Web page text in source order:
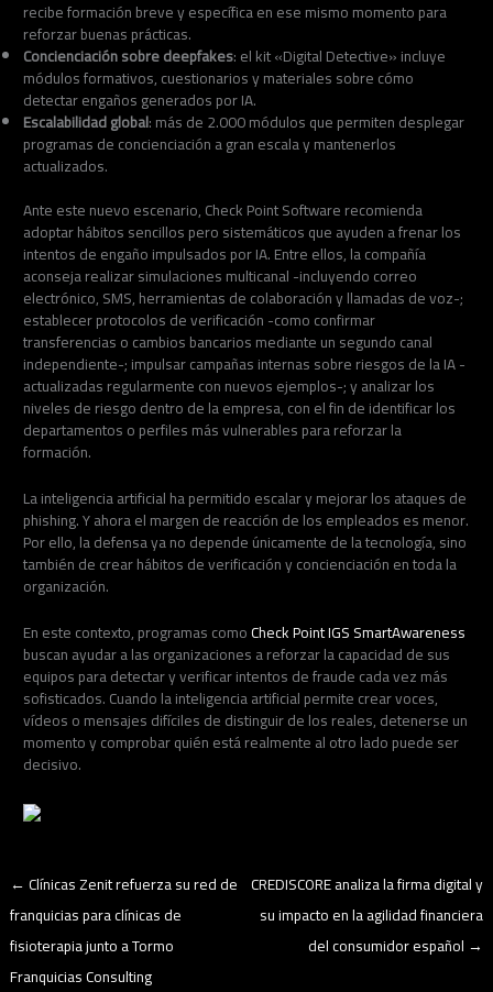
recibe formación breve y específica en ese mismo momento para
reforzar buenas prácticas.
Concienciación sobre deepfakes: el kit «Digital Detective» incluye
módulos formativos, cuestionarios y materiales sobre cómo
detectar engaños generados por IA.
Escalabilidad global: más de 2.000 módulos que permiten desplegar
programas de concienciación a gran escala y mantenerlos
actualizados.
Ante este nuevo escenario, Check Point Software recomienda
adoptar hábitos sencillos pero sistemáticos que ayuden a frenar los
intentos de engaño impulsados por IA. Entre ellos, la compañía
aconseja realizar simulaciones multicanal -incluyendo correo
electrónico, SMS, herramientas de colaboración y llamadas de voz-;
establecer protocolos de verificación -como confirmar
transferencias o cambios bancarios mediante un segundo canal
independiente-; impulsar campañas internas sobre riesgos de la IA -
actualizadas regularmente con nuevos ejemplos-; y analizar los
niveles de riesgo dentro de la empresa, con el fin de identificar los
departamentos o perfiles más vulnerables para reforzar la
formación.
La inteligencia artificial ha permitido escalar y mejorar los ataques de
phishing. Y ahora el margen de reacción de los empleados es menor.
Por ello, la defensa ya no depende únicamente de la tecnología, sino
también de crear hábitos de verificación y concienciación en toda la
organización.
En este contexto, programas comoCheck Point IGS SmartAwareness
buscan ayudar a las organizaciones a reforzar la capacidad de sus
equipos para detectar y verificar intentos de fraude cada vez más
sofisticados. Cuando la inteligencia artificial permite crear voces,
vídeos o mensajes difíciles de distinguir de los reales, detenerse un
momento y comprobar quién está realmente al otro lado puede ser
decisivo.
←Clínicas Zenit refuerza su red de
franquicias para clínicas de
fisioterapia junto a Tormo
Franquicias Consulting
CREDISCORE analiza la firma digital y
su impacto en la agilidad financiera
del consumidor español →